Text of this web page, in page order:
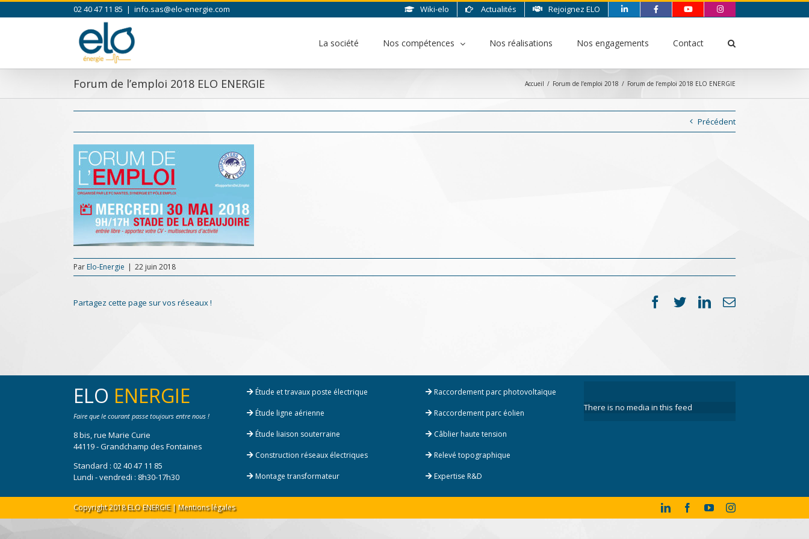
Skip
to
02 40 47 11 85 | info.sas@elo-energie.com Wiki-elo Actualités Rejoignez ELO
La société Nos compétences Nos réalisations Nos engagements Contact
Forum de l’emploi 2018 ELO ENERGIE Accueil / Forum de l’emploi 2018 / Forum de l’emploi 2018 ELO ENERGIE
Précédent
ParElo-Energie | 22 juin 2018
Partagez cette page sur vos réseaux ! Facebook
TwitterLinkedIn
Email
ELO ENERGIE
Faire que le courant passe toujours entre nous !
8 bis, rue Marie Curie
44119 - Grandchamp des Fontaines
Standard : 02 40 47 11 85
Lundi - vendredi : 8h30-17h30
Étude et travaux poste électrique
Étude ligne aérienne
Étude liaison souterraine
Construction réseaux électriques
Montage transformateur
Raccordement parc photovoltaïque
Raccordement parc éolien
Câblier haute tension
Relevé topographique
Expertise R&D
There is no media in this feed
Copyright 2018 ELO ENERGIE |Mentions légales LinkedInFacebookYouTubeInstagram